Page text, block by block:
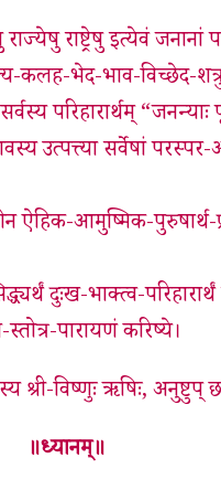
राष्ट्रेषु इत्येवं जनानां
कलह-भेद-भाव-विच्छेद-
परिहारार्थम् “जनन्याः
उत्पत्त्या सर्वेषां
आमुष्मिक-पुरुषार्थ-
दुःख-भाक्त्व-
पारायणं करिष्ये।
विष्णुः ऋषिः, अनुष्टुप्
॥ध्यानम्॥